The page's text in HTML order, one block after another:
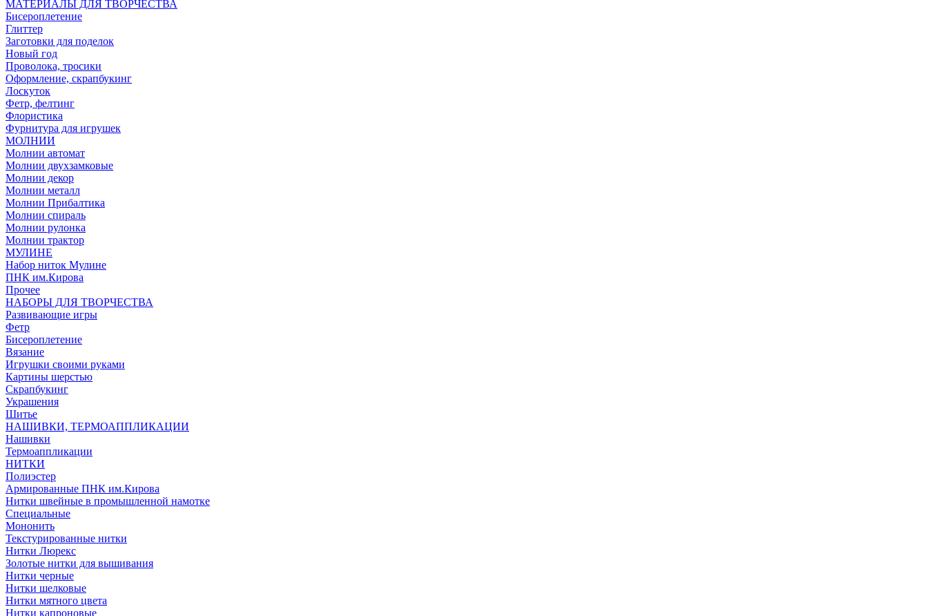
МАТЕРИАЛЫ ДЛЯ ТВОРЧЕСТВА
Бисероплетение
Глиттер
Заготовки для поделок
Новый год
Проволока, тросики
Оформление, скрапбукинг
Лоскуток
Фетр, фелтинг
Флористика
Фурнитура для игрушек
МОЛНИИ
Молнии автомат
Молнии двухзамковые
Молнии декор
Молнии металл
Молнии Прибалтика
Молнии спираль
Молнии рулонка
Молнии трактор
МУЛИНЕ
Набор ниток Мулине
ПНК им.Кирова
Прочее
НАБОРЫ ДЛЯ ТВОРЧЕСТВА
Развивающие игры
Фетр
Бисероплетение
Вязание
Игрушки своими руками
Картины шерстью
Скрапбукинг
Украшения
Шитье
НАШИВКИ, ТЕРМОАППЛИКАЦИИ
Нашивки
Термоаппликации
НИТКИ
Полиэстер
Армированные ПНК им.Кирова
Нитки швейные в промышленной намотке
Специальные
Мононить
Текстурированные нитки
Нитки Люрекс
Золотые нитки для вышивания
Нитки черные
Нитки шелковые
Нитки мятного цвета
Нитки капроновые